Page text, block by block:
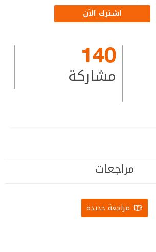
اشترك الآن
140
مشاركة
مراجعات
مراجعة جديدة